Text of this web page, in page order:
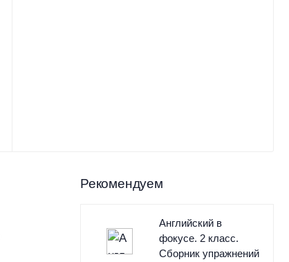
Рекомендуем
Английский в
фокусе. 2 класс.
Сборник упражнений